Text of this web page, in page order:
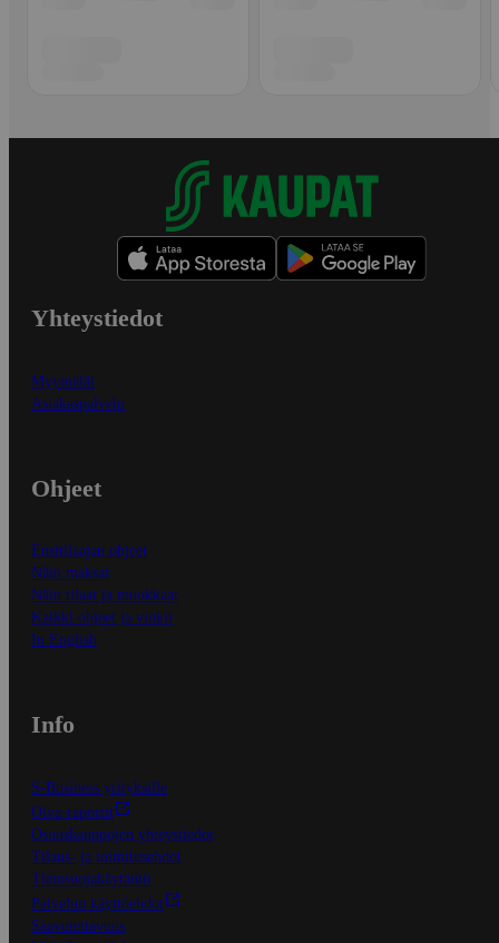
Yhteystiedot
Myymälät
Asiakaspalvelu
Ohjeet
Ensitilaajan ohjeet
Näin maksat
Näin tilaat ja muokkaat
Kaikki ohjeet ja vinkit
In English
Info
S-Business yrityksille
Oiva-raportit
Osuuskauppojen yhteystiedot
Tilaus- ja toimitusehdot
Tietosuojakäytäntö
Palvelun käyttöehdot
Saavutettavuus